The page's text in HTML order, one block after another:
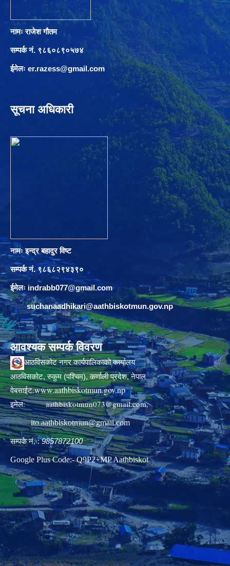
नामः राजेश गौतम
सम्पर्क नं. ९८६०८९०५७४
ईमेलः er.razess@gmail.com
सूचना अधिकारी
नामः इन्द्र बहादुर विष्ट
सम्पर्क नं. ९८६८२९४३९०
ईमेलः indrabb077@gmail.com
suchanaadhikari@aathbiskotmun.gov.np
आवश्यक सम्पर्क विवरण
आठविसकोट नगर कार्यपालिकाको कार्यालय
आठविसकोट, रुकुम (पश्चिम), कर्णाली प्रदेश, नेपाल
वेबसाईट:www.aathbiskotmun.gov.np
इमेल:aathbiskotmun073@gmail.com,
ito.aathbiskotmun@gmail.com
सम्पर्क नं. :9857872100
Google Plus Code:- Q9P2+MP Aathbiskot